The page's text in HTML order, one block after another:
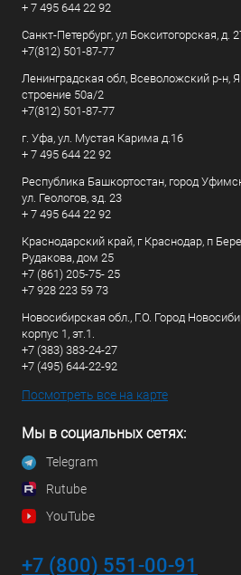
+ 7 495 644 22 92
Санкт-Петербург, ул Бокситогорская, д.
+7(812) 501-87-77
Ленинградская обл, Всеволожский р-н,
строение 50а/2
+7(812) 501-87-77
г. Уфа, ул. Мустая Карима д.16
+ 7 495 644 22 92
Республика Башкортостан, город
ул. Геологов, зд. 23
+ 7 495 644 22 92
Краснодарский край, г Краснодар, п
Рудакова, дом 25
+7 (861) 205-75- 25
+7 928 223 59 73
Новосибирская обл., Г.О. Город
корпус 1, эт.1.
+7 (383) 383-24-27
+7 (495) 644-22-92
Посмотреть все на карте
Мы в социальных сетях:
Telegram
Rutube
YouTube
+7 (800) 551-00-91